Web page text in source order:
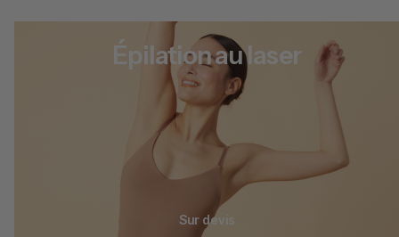
Épilation au laser
Sur devis